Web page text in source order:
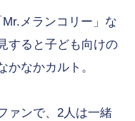
メランコリー」な
すると子ども向けの
かなかカルト。
ァンで、2人は一緒